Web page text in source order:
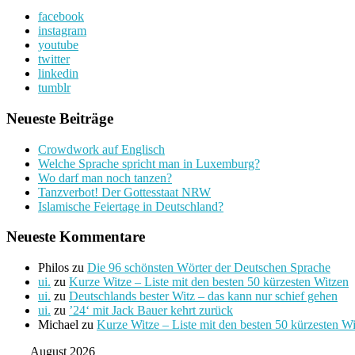
facebook
instagram
youtube
twitter
linkedin
tumblr
Neueste Beiträge
Crowdwork auf Englisch
Welche Sprache spricht man in Luxemburg?
Wo darf man noch tanzen?
Tanzverbot! Der Gottesstaat NRW
Islamische Feiertage in Deutschland?
Neueste Kommentare
Philos zu Die 96 schönsten Wörter der Deutschen Sprache
ui. zu Kurze Witze – Liste mit den besten 50 kürzesten Witzen
ui. zu Deutschlands bester Witz – das kann nur schief gehen
ui. zu ’24‘ mit Jack Bauer kehrt zurück
Michael zu Kurze Witze – Liste mit den besten 50 kürzesten
August 2026